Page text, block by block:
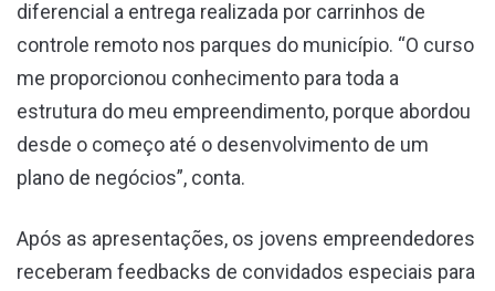
diferencial a entrega realizada por carrinhos de
controle remoto nos parques do município. “O curso
me proporcionou conhecimento para toda a
estrutura do meu empreendimento, porque abordou
desde o começo até o desenvolvimento de um
plano de negócios”, conta.
Após as apresentações, os jovens empreendedores
receberam feedbacks de convidados especiais para